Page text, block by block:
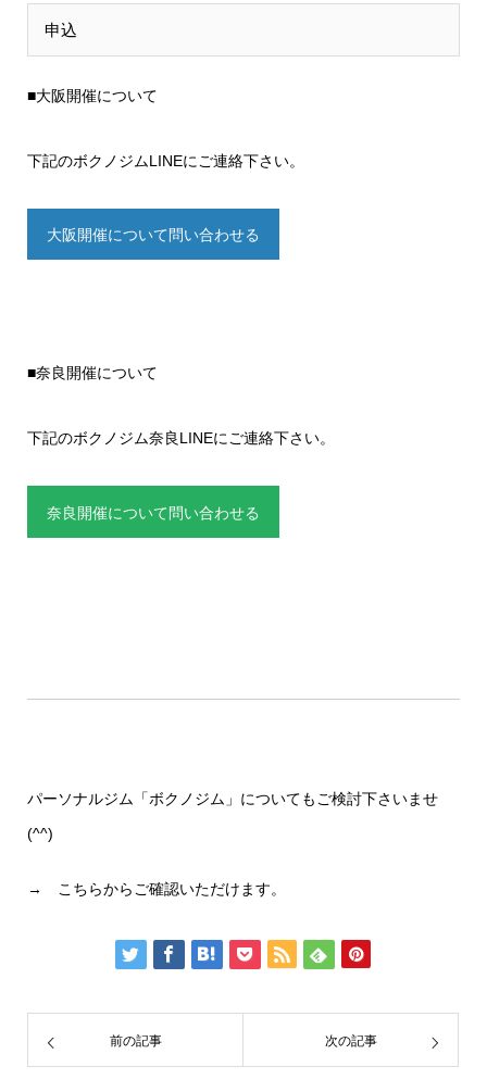
申込
■大阪開催について
下記のボクノジムLINEにご連絡下さい。
大阪開催について問い合わせる
■奈良開催について
下記のボクノジム奈良LINEにご連絡下さい。
奈良開催について問い合わせる
パーソナルジム「ボクノジム」についてもご検討下さいませ
(^^)
→ こちらからご確認いただけます。
前の記事 次の記事